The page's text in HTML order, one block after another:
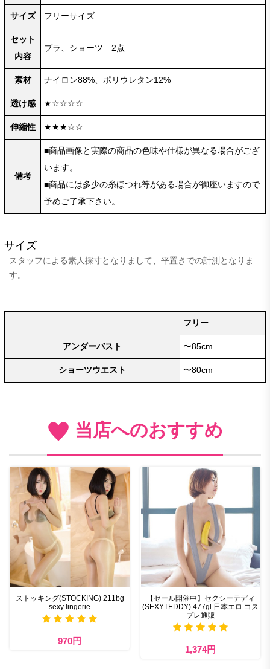
サイズ フリーサイズ
セット
内容
ブラ、ショーツ 2点
素材 ナイロン88%、ポリウレタン12%
透け感 ★☆☆☆☆
伸縮性 ★★★☆☆
備考
■商品画像と実際の商品の色味や仕様が異なる場合がござ
います。
■商品には多少の糸ほつれ等がある場合が御座いますので
予めご了承下さい。
サイズ
スタッフによる素人採寸となりまして、平置きでの計測となりま
す。
フリー
アンダーバスト 〜85cm
ショーツウエスト 〜80cm
当店へのおすすめ
ストッキング(STOCKING) 211bg
sexy lingerie
970円
【セール開催中】セクシーテディ
(SEXYTEDDY) 477gl 日本エロ コス
プレ通販
1,374円